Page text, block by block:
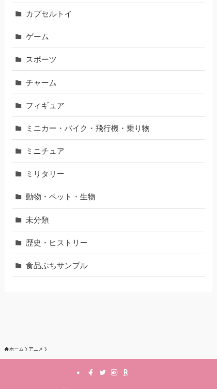
カプセルトイ
ゲーム
スポーツ
チャーム
フィギュア
ミニカー・バイク・飛行機・乗り物
ミニチュア
ミリタリー
動物・ペット・生物
未分類
歴史・ヒストリー
食品ぷちサンプル
ホーム アニメ